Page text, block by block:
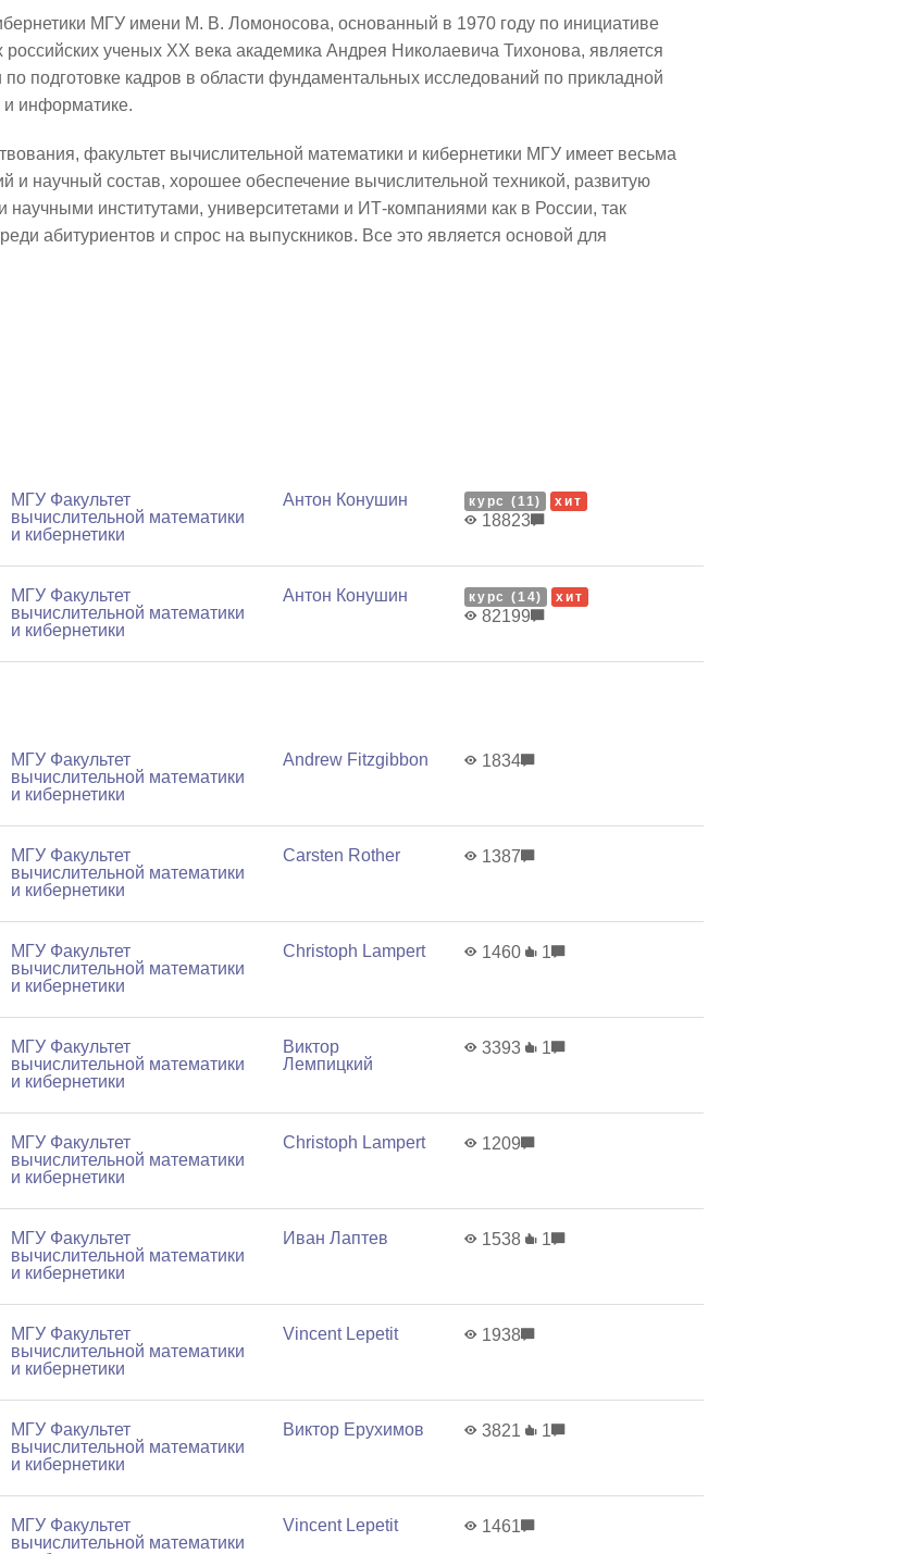
МГУ имени М. В. Ломоносова, основанный в 1970 году по инициативе
ученых XX века академика Андрея Николаевича Тихонова, является
подготовке кадров в области фундаментальных исследований по прикладной
и информатике.
факультет вычислительной математики и кибернетики МГУ имеет весьма
и научный состав, хорошее обеспечение вычислительной техникой, развитую
институтами, университетами и ИТ-компаниями как в России, так
абитуриентов и спрос на выпускников. Все это является основой для
МГУ Факультет
вычислительной математики
и кибернетики
Антон Конушин курс (11) хит
18823
МГУ Факультет
вычислительной математики
и кибернетики
Антон Конушин курс (14) хит
82199
МГУ Факультет
вычислительной математики
и кибернетики
Andrew Fitzgibbon 1834
МГУ Факультет
вычислительной математики
и кибернетики
Carsten Rother 1387
МГУ Факультет
вычислительной математики
и кибернетики
Christoph Lampert 1460 1
МГУ Факультет
вычислительной математики
и кибернетики
Виктор
Лемпицкий
3393 1
МГУ Факультет
вычислительной математики
и кибернетики
Christoph Lampert 1209
МГУ Факультет
вычислительной математики
и кибернетики
Иван Лаптев 1538 1
МГУ Факультет
вычислительной математики
и кибернетики
Vincent Lepetit 1938
МГУ Факультет
вычислительной математики
и кибернетики
Виктор Ерухимов 3821 1
МГУ Факультет
вычислительной математики
Vincent Lepetit 1461